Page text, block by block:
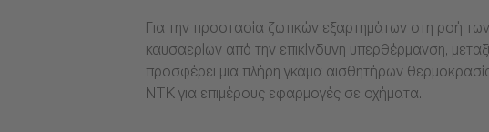
Για την προστασία ζωτικών εξαρτημάτων στη ροή
καυσαερίων από την επικίνδυνη υπερθέρμανση,
προσφέρει μια πλήρη γκάμα αισθητήρων
NTK για επιμέρους εφαρμογές σε οχήματα.